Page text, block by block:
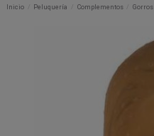
Inicio Peluquería Complementos Gorros